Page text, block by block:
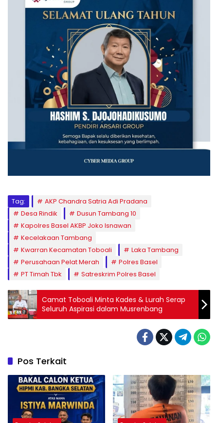
Tag:
AKP Chandra Satria Adi Pradana
Desa Rindik
Dusun Tambang 10
Kapolres Basel AKBP Joko Isnawan
Kecelakaan Tambang
Kwarran Kecamatan Toboali
Laka Tambang
Perusahaan Pelat Merah
Polres Basel
PT Timah Tbk
Satreskrim Polres Basel
Camat Toboali Minta Kades & Lurah Serap
Seluruh Aspirasi dalam Musrenbang
Pos Terkait